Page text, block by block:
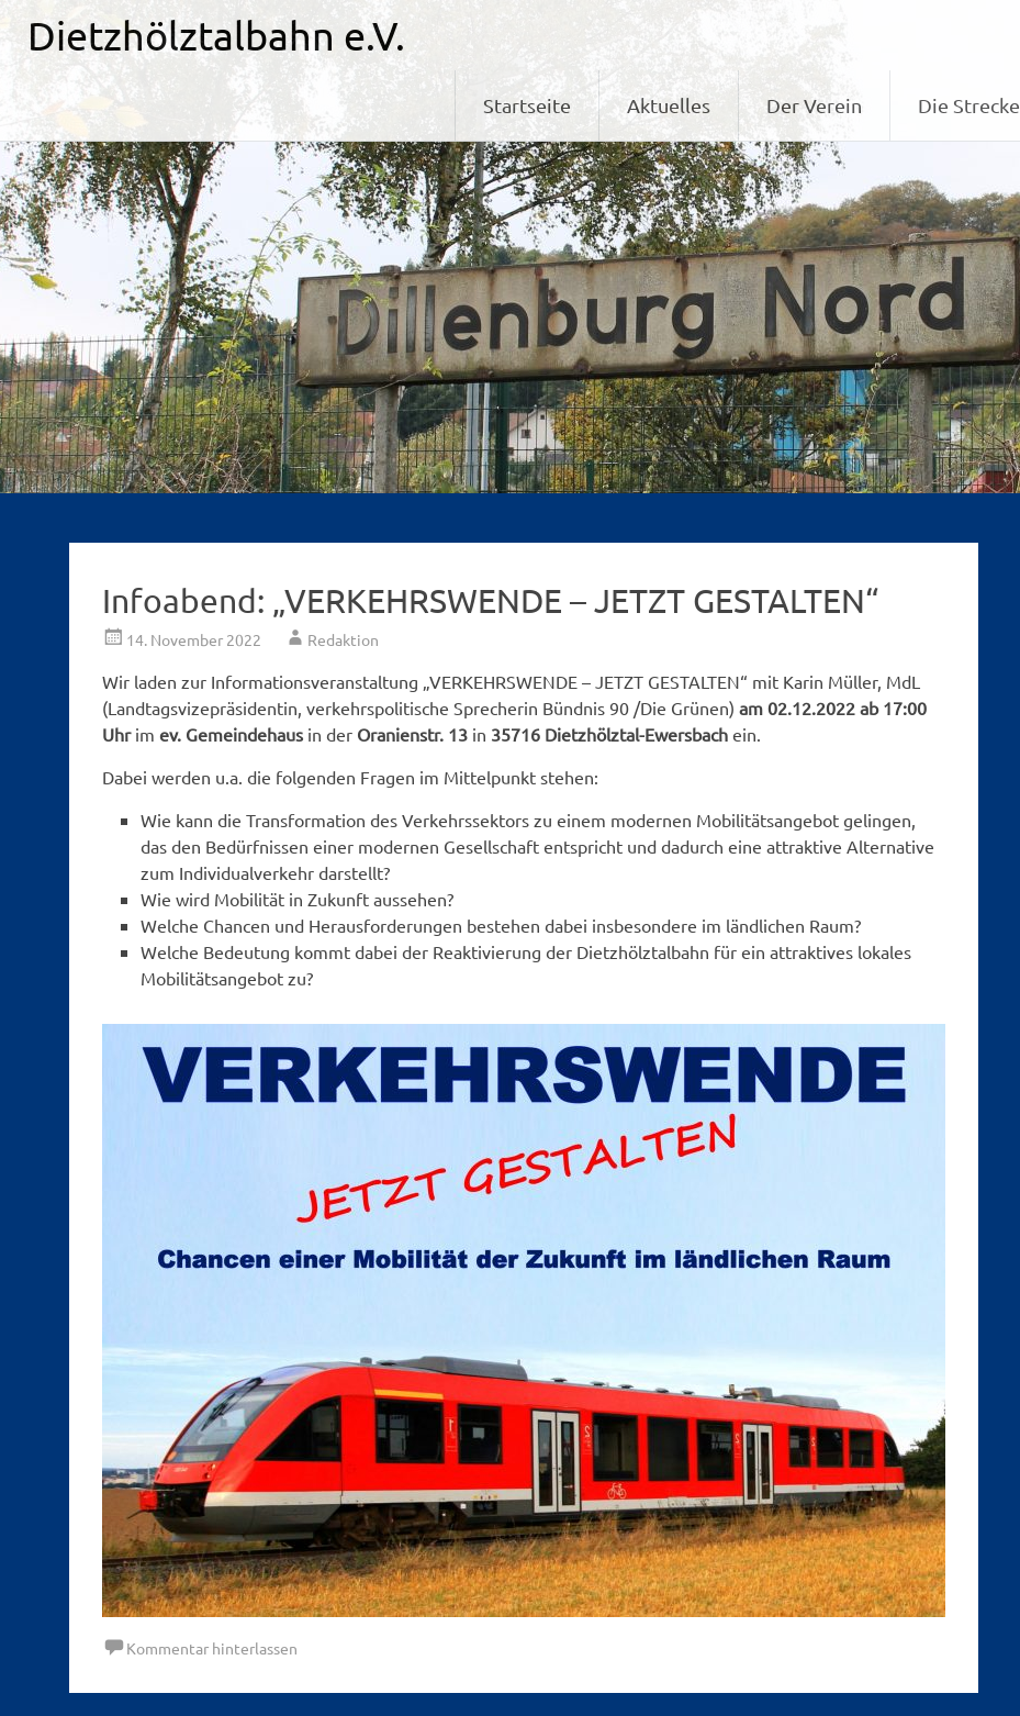
Dietzhölztalbahn e.V.
Startseite Aktuelles Der Verein Die Strecke
Infoabend: „VERKEHRSWENDE – JETZT GESTALTEN“
14. November 2022 Redaktion
Wir laden zur Informationsveranstaltung „VERKEHRSWENDE – JETZT GESTALTEN“ mit Karin Müller, MdL
(Landtagsvizepräsidentin, verkehrspolitische Sprecherin Bündnis 90 /Die Grünen) am 02.12.2022 ab 17:00
Uhr im ev. Gemeindehaus in der Oranienstr. 13 in 35716 Dietzhölztal-Ewersbach ein.
Dabei werden u.a. die folgenden Fragen im Mittelpunkt stehen:
Wie kann die Transformation des Verkehrssektors zu einem modernen Mobilitätsangebot gelingen,
das den Bedürfnissen einer modernen Gesellschaft entspricht und dadurch eine attraktive Alternative
zum Individualverkehr darstellt?
Wie wird Mobilität in Zukunft aussehen?
Welche Chancen und Herausforderungen bestehen dabei insbesondere im ländlichen Raum?
Welche Bedeutung kommt dabei der Reaktivierung der Dietzhölztalbahn für ein attraktives lokales
Mobilitätsangebot zu?
Kommentar hinterlassen